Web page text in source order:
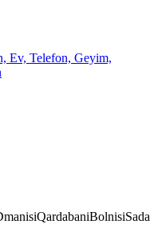
QardabaniBolnisi